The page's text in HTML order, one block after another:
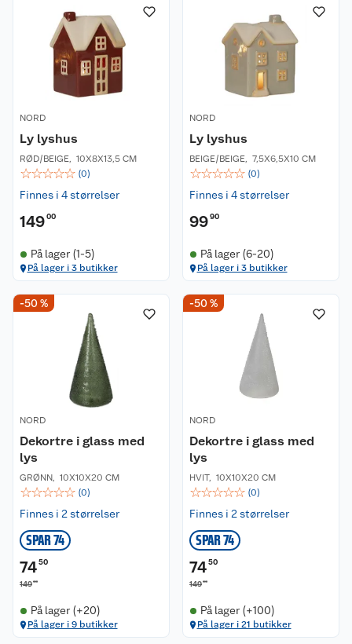
NORD
Ly lyshus
RØD/BEIGE, 10X8X13,5 CM
☆☆☆☆☆ (0)
Finnes i 4 størrelser
14900
På lager (1-5)
På lager i 3 butikker
NORD
Ly lyshus
BEIGE/BEIGE, 7,5X6,5X10 CM
☆☆☆☆☆ (0)
Finnes i 4 størrelser
9990
På lager (6-20)
På lager i 3 butikker
-50 %
NORD
Dekortre i glass med
lys
GRØNN, 10X10X20 CM
☆☆☆☆☆ (0)
Finnes i 2 størrelser
SPAR 74
7450
14900
På lager (+20)
På lager i 9 butikker
-50 %
NORD
Dekortre i glass med
lys
HVIT, 10X10X20 CM
☆☆☆☆☆ (0)
Finnes i 2 størrelser
SPAR 74
7450
14900
På lager (+100)
På lager i 21 butikker